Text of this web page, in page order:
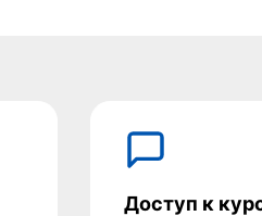
Доступ к